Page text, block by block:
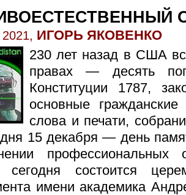
ИГОРЬ ЯКОВЕНКО
230 лет назад в США
правах — десять
Конституции 1787,
основные
слова и печати,
15 декабря — день
сегодня состоится
имени академика